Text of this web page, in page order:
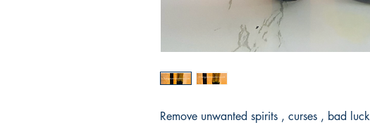
Remove unwanted spirits , curses , bad